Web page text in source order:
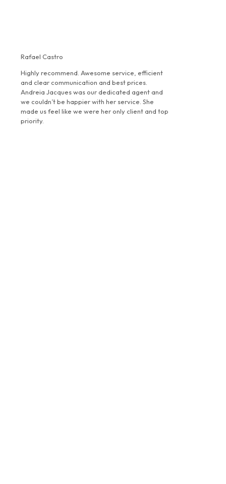
Rafael Castro
Highly recommend. Awesome service, efficient
and clear communication and best prices.
Andreia Jacques was our dedicated agent and
we couldn’t be happier with her service. She
made us feel like we were her only client and top
priority.